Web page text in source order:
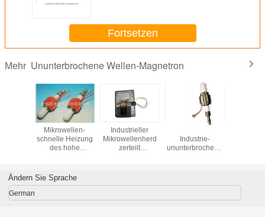
Fortsetzen
Mehr Ununterbrochene Wellen-Magnetron
gute
Mikrowellen-
schnelle Heizung
des hohe
Wellen-
Magnetron-75kW
Industrieller
Mikrowellenherd
zerteilt
Industrie-
ununterbrochene
915MHz 60 S
Ändern Sie Sprache
German